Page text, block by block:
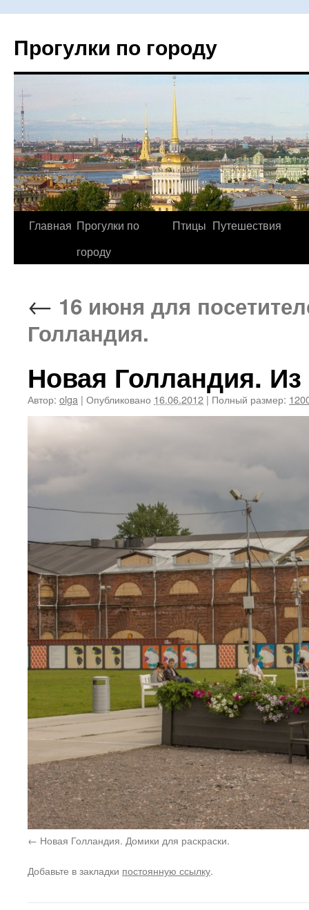
Прогулки по городу
Перейти
Главная Прогулки по
городу
Птицы Путешествия
← 16 июня для
Голландия.
Новая Голландия.
Автор: olga | Опубликовано 16.06.2012 | Полный размер:
Новая Голландия. Домики для раскраски.
Добавьте в закладки постоянную ссылку.